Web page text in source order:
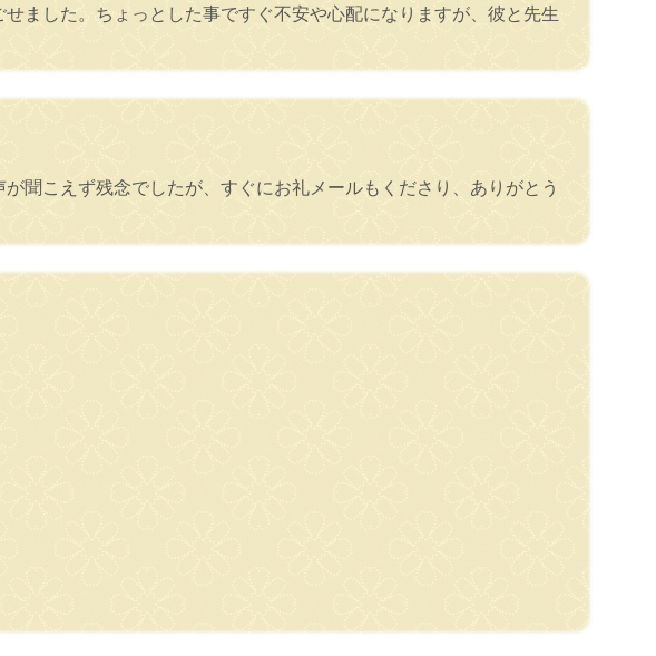
ました。ちょっとした事ですぐ不安や心配になりますが、彼と先生
聞こえず残念でしたが、すぐにお礼メールもくださり、ありがとう